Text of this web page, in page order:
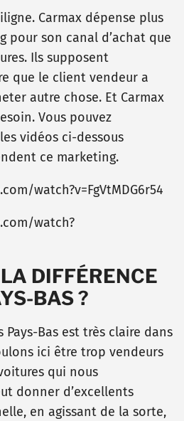
Carmax dépense plus
pour son canal d’achat que
Ils supposent
que le client vendeur a
autre chose. Et Carmax
Vous pouvez
vidéos ci-dessous
ce marketing.
watch?v=FgVtMDG6r54
watch?
DIFFÉRENCE
BAS ?
Pays-Bas est très claire dans
ici être trop vendeurs
qui nous
donner d’excellents
en agissant de la sorte,